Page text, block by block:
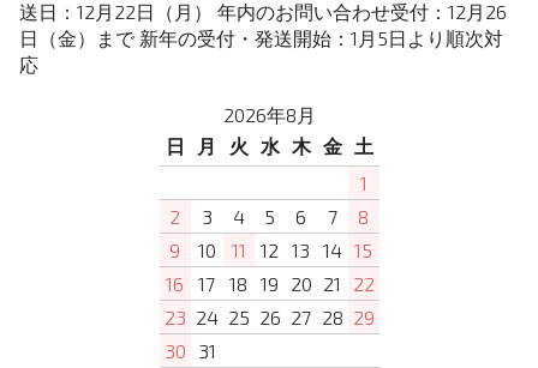
送日：12月22日（月） 年内のお問い合わせ受付：12月26
日（金）まで 新年の受付・発送開始：1月5日より順次対
応
2026年8月
日
月 火 水 木 金
土
1
2
3 4 5 6 7
8
9
10 11 12 13 14 15
16
17 18 19 20 21
22
23 24 25 26 27 28 29
30
31